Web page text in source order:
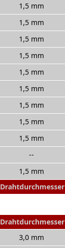
Drahtdurchmesser
1,5 mm
1,5 mm
1,5 mm
1,5 mm
1,5 mm
1,5 mm
1,5 mm
1,5 mm
1,5 mm
--
1,5 mm
Drahtdurchmesser
3,0 mm